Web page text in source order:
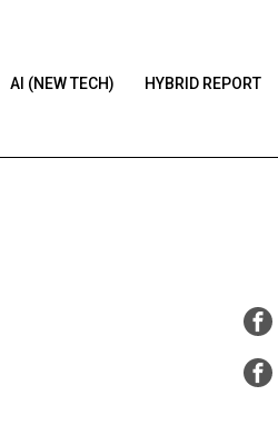
AI (NEW TECH) HYBRID REPORT